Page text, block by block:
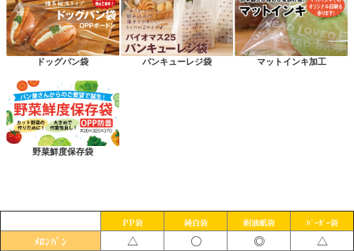
ドッグパン袋 パンキューレジ袋 マットインキ加工
野菜鮮度保存袋
PP袋 純白袋 耐油紙袋 ﾊﾞｰｶﾞｰ袋
ﾒﾛﾝﾊﾟﾝ △ 〇 ◎ △